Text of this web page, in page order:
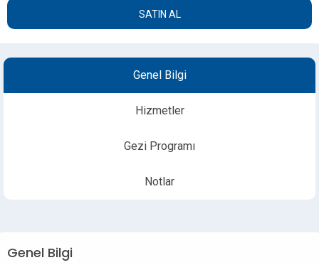
SATIN AL
Genel Bilgi
Hizmetler
Gezi Programı
Notlar
Genel Bilgi